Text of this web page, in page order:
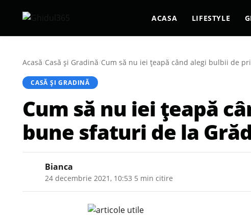
ACASA LIFESTYLE
Acasă/Casă şi Gradină/Cum să nu iei țeapă când alegi bulbii de
CASĂ ŞI GRADINĂ
Cum să nu iei țeapă
bune sfaturi de la
Bianca
24 decembrie 2021, 10:53 5 min citire